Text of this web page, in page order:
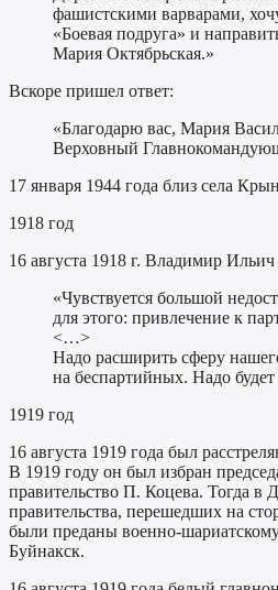
фашистскими варварами,
«Боевая подруга» и
Мария Октябрьская.»
Вскоре пришел ответ:
«Благодарю вас, Мария
Верховный
17 января 1944 года близ села
1918 год
16 августа 1918 г. Владимир
«Чувствуется большой
для этого: привлечение к
<…>
Надо расширить сферу
на беспартийных. Надо
1919 год
16 августа 1919 года был
В 1919 году он был избран
правительство П. Коцева. Тогда в
правительства, перешедших на
были преданы военно-
Буйнакск.